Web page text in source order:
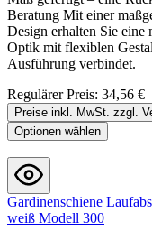
Beratung Mit einer
Design erhalten Sie eine
Optik mit flexiblen
Ausführung verbindet.
Regulärer Preis: 34,56 €
Preise inkl. MwSt. zzgl.
Optionen wählen
Gardinenschiene
weiß Modell 300